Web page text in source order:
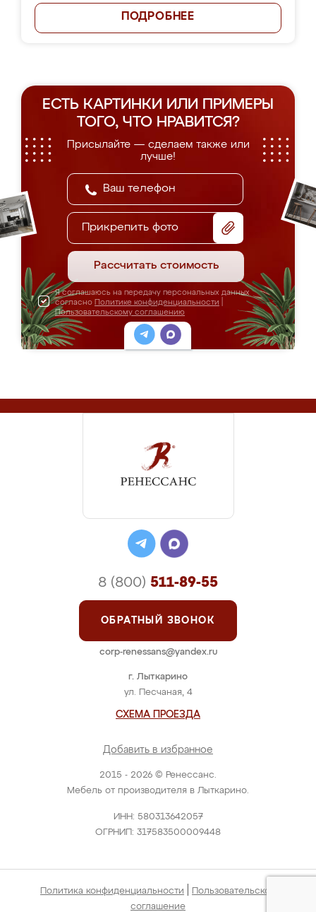
ПОДРОБНЕЕ
ЕСТЬ КАРТИНКИ ИЛИ ПРИМЕРЫ
ТОГО, ЧТО НРАВИТСЯ?
Присылайте — сделаем также или
лучше!
Прикрепить фото
Рассчитать стоимость
Я соглашаюсь на передачу персональных данных
согласно Политике конфиденциальности
Пользовательскому соглашению
2015 - 2026 © Ренессанс.
Мебель от производителя в Лыткарино.
ИНН: 580313642057
ОГРНИП: 317583500009448
г. Лыткарино
ул. Песчаная, 4
СХЕМА ПРОЕЗДА
Добавить в избранное
8 (800) 511-89-55
ОБРАТНЫЙ ЗВОНОК
corp-renessans@yandex.ru
Политика конфиденциальности
Пользовательское
соглашение